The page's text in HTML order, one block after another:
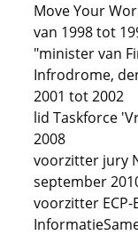
Move Your
van 1998 tot
"minister van
Infrodrome,
2001 tot 2002
lid Taskforce
2008
voorzitter jury
september
voorzitter